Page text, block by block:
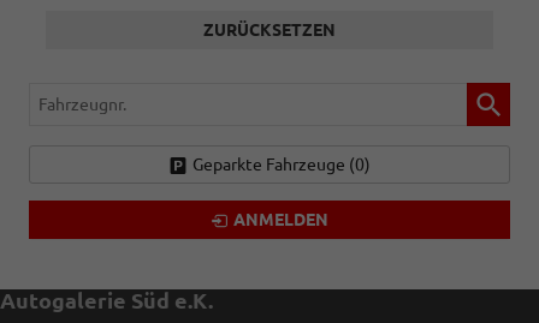
ZURÜCKSETZEN
Fahrzeugnr.
Geparkte Fahrzeuge (0)
ANMELDEN
Autogalerie Süd e.K.